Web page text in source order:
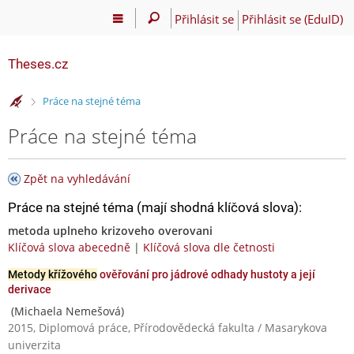
Přihlásit se Přihlásit se (EduID)
Theses.cz
>Práce na stejné téma
Práce na stejné téma
Zpět na vyhledávání
Práce na stejné téma (mají shodná klíčová slova):
metoda uplneho krizoveho overovani
Klíčová slova abecedně | Klíčová slova dle četnosti
Metody křížovéhoověřování pro jádrové odhady hustoty a její
derivace
(Michaela Nemešová)
2015, Diplomová práce, Přírodovědecká fakulta / Masarykova
univerzita